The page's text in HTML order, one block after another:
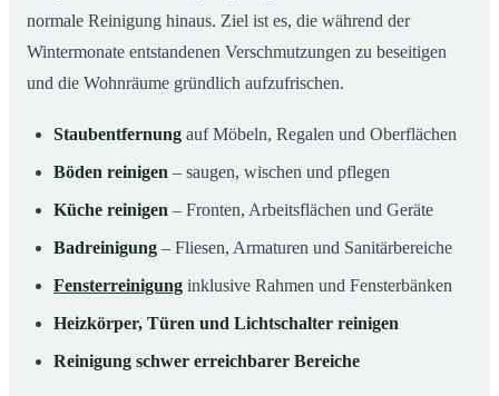
normale Reinigung hinaus. Ziel ist es, die während der
Wintermonate entstandenen Verschmutzungen zu beseitigen
und die Wohnräume gründlich aufzufrischen.
Staubentfernung auf Möbeln, Regalen und Oberflächen
Böden reinigen – saugen, wischen und pflegen
Küche reinigen – Fronten, Arbeitsflächen und Geräte
Badreinigung – Fliesen, Armaturen und Sanitärbereiche
Fensterreinigung inklusive Rahmen und Fensterbänken
Heizkörper, Türen und Lichtschalter reinigen
Reinigung schwer erreichbarer Bereiche